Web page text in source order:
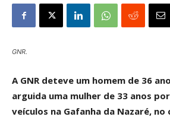
GNR.
A GNR deteve um homem de 36
arguida uma mulher de 33 anos
veículos na Gafanha da Nazaré, no